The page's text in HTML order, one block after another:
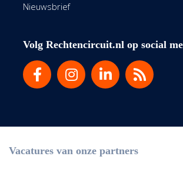
Nieuwsbrief
Volg Rechtencircuit.nl op social
Vacatures van onze partners